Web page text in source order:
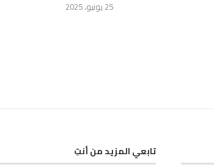
25 يونيو، 2025
تابعي المزيد من أنتِ